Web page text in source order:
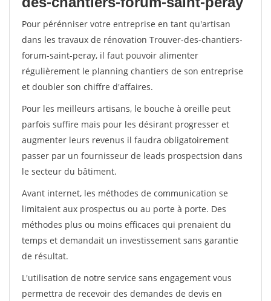
Pour pérénniser votre entreprise en tant qu'artisan
dans les travaux de rénovation Trouver-des-chantiers-
forum-saint-peray, il faut pouvoir alimenter
régulièrement le planning chantiers de son entreprise
et doubler son chiffre d'affaires.
Pour les meilleurs artisans, le bouche à oreille peut
parfois suffire mais pour les désirant progresser et
augmenter leurs revenus il faudra obligatoirement
passer par un fournisseur de leads prospectsion dans
le secteur du bâtiment.
Avant internet, les méthodes de communication se
limitaient aux prospectus ou au porte à porte. Des
méthodes plus ou moins efficaces qui prenaient du
temps et demandait un investissement sans garantie
de résultat.
L'utilisation de notre service sans engagement vous
permettra de recevoir des demandes de devis en